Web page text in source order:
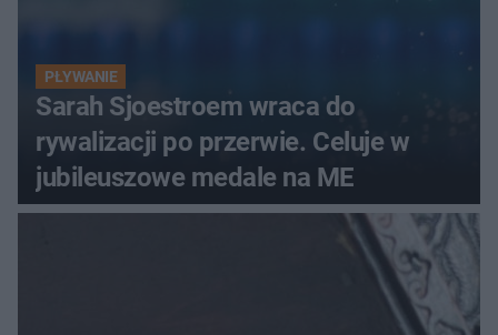
PŁYWANIE
Sarah Sjoestroem wraca do
rywalizacji po przerwie. Celuje w
jubileuszowe medale na ME